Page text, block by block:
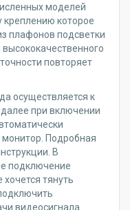
моделей
креплению которое
плафонов подсветки
повторяет
осуществляется к
при включении
Подробная
В
подключение
тянуть
видеосигнала